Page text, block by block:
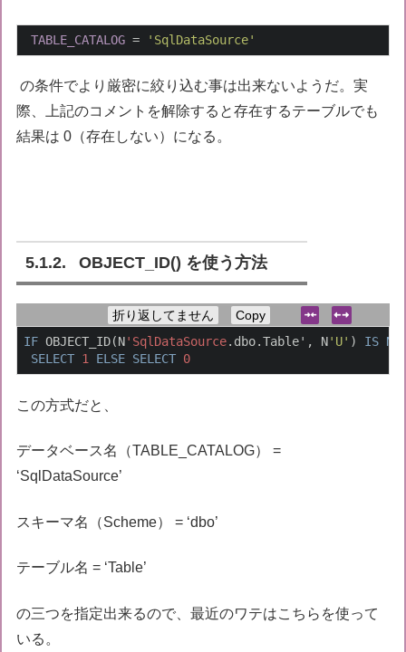
TABLE_CATALOG = 'SqlDataSource'
の条件でより厳密に絞り込む事は出来ないようだ。実
際、上記のコメントを解除すると存在するテーブルでも
結果は 0（存在しない）になる。
OBJECT_ID() を使う方法
Copy
折り返してません
IF OBJECT_ID(N'SqlDataSource.dbo.Table', N'U' ) IS
SELECT 1 ELSE SELECT 0
この方式だと、
データベース名（TABLE_CATALOG） =
‘SqlDataSource’
スキーマ名（Scheme） = ‘dbo’
テーブル名 = ‘Table’
の三つを指定出来るので、最近のワテはこちらを使って
いる。